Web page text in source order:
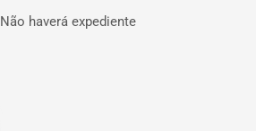
Não haverá expediente